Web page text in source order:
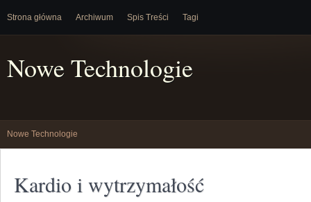
Strona główna Archiwum Spis Treści Tagi
Nowe Technologie
Nowe Technologie
Kardio i wytrzymałość